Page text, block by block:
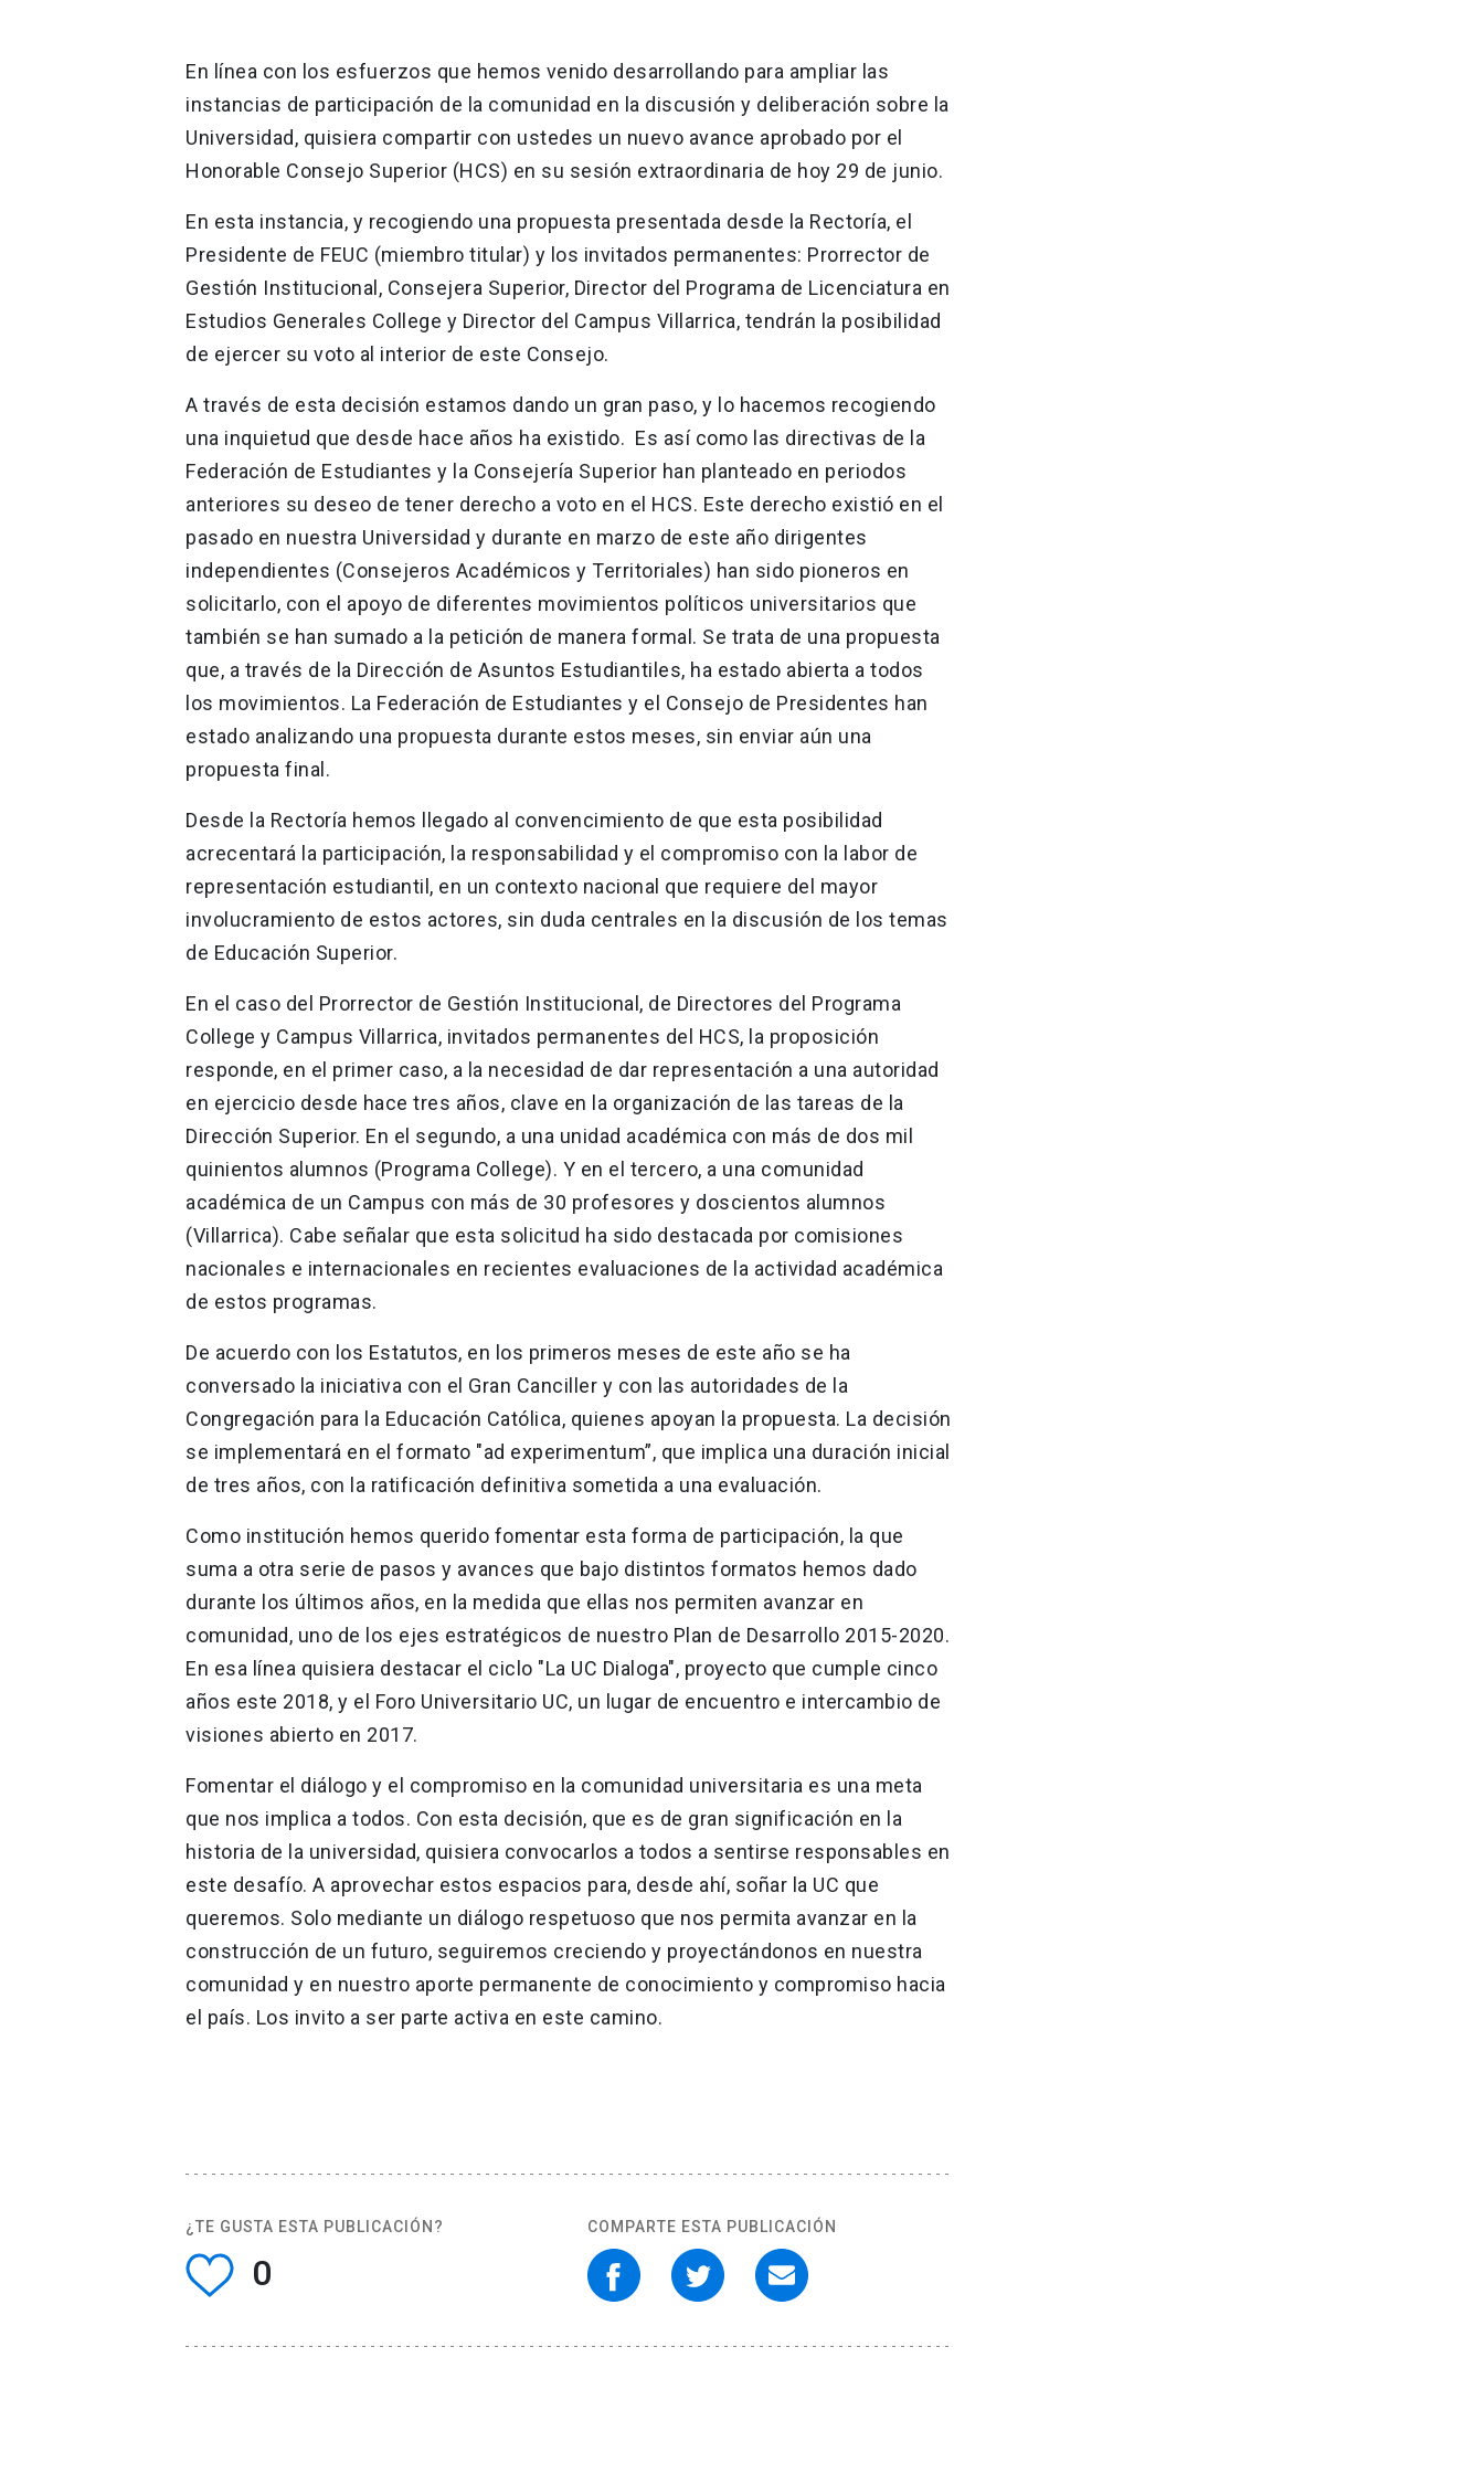
En línea con los esfuerzos que hemos venido desarrollando para ampliar las
instancias de participación de la comunidad en la discusión y deliberación sobre la
Universidad, quisiera compartir con ustedes un nuevo avance aprobado por el
Honorable Consejo Superior (HCS) en su sesión extraordinaria de hoy 29 de junio.
En esta instancia, y recogiendo una propuesta presentada desde la Rectoría, el
Presidente de FEUC (miembro titular) y los invitados permanentes: Prorrector de
Gestión Institucional, Consejera Superior, Director del Programa de Licenciatura en
Estudios Generales College y Director del Campus Villarrica, tendrán la posibilidad
de ejercer su voto al interior de este Consejo.
A través de esta decisión estamos dando un gran paso, y lo hacemos recogiendo
una inquietud que desde hace años ha existido. Es así como las directivas de la
Federación de Estudiantes y la Consejería Superior han planteado en periodos
anteriores su deseo de tener derecho a voto en el HCS. Este derecho existió en el
pasado en nuestra Universidad y durante en marzo de este año dirigentes
independientes (Consejeros Académicos y Territoriales) han sido pioneros en
solicitarlo, con el apoyo de diferentes movimientos políticos universitarios que
también se han sumado a la petición de manera formal. Se trata de una propuesta
que, a través de la Dirección de Asuntos Estudiantiles, ha estado abierta a todos
los movimientos. La Federación de Estudiantes y el Consejo de Presidentes han
estado analizando una propuesta durante estos meses, sin enviar aún una
propuesta final.
Desde la Rectoría hemos llegado al convencimiento de que esta posibilidad
acrecentará la participación, la responsabilidad y el compromiso con la labor de
representación estudiantil, en un contexto nacional que requiere del mayor
involucramiento de estos actores, sin duda centrales en la discusión de los temas
de Educación Superior.
En el caso del Prorrector de Gestión Institucional, de Directores del Programa
College y Campus Villarrica, invitados permanentes del HCS, la proposición
responde, en el primer caso, a la necesidad de dar representación a una autoridad
en ejercicio desde hace tres años, clave en la organización de las tareas de la
Dirección Superior. En el segundo, a una unidad académica con más de dos mil
quinientos alumnos (Programa College). Y en el tercero, a una comunidad
académica de un Campus con más de 30 profesores y doscientos alumnos
(Villarrica). Cabe señalar que esta solicitud ha sido destacada por comisiones
nacionales e internacionales en recientes evaluaciones de la actividad académica
de estos programas.
De acuerdo con los Estatutos, en los primeros meses de este año se ha
conversado la iniciativa con el Gran Canciller y con las autoridades de la
Congregación para la Educación Católica, quienes apoyan la propuesta. La decisión
se implementará en el formato "ad experimentum”, que implica una duración inicial
de tres años, con la ratificación definitiva sometida a una evaluación.
Como institución hemos querido fomentar esta forma de participación, la que
suma a otra serie de pasos y avances que bajo distintos formatos hemos dado
durante los últimos años, en la medida que ellas nos permiten avanzar en
comunidad, uno de los ejes estratégicos de nuestro Plan de Desarrollo 2015-2020.
En esa línea quisiera destacar el ciclo "La UC Dialoga", proyecto que cumple cinco
años este 2018, y el Foro Universitario UC, un lugar de encuentro e intercambio de
visiones abierto en 2017.
Fomentar el diálogo y el compromiso en la comunidad universitaria es una meta
que nos implica a todos. Con esta decisión, que es de gran significación en la
historia de la universidad, quisiera convocarlos a todos a sentirse responsables en
este desafío. A aprovechar estos espacios para, desde ahí, soñar la UC que
queremos. Solo mediante un diálogo respetuoso que nos permita avanzar en la
construcción de un futuro, seguiremos creciendo y proyectándonos en nuestra
comunidad y en nuestro aporte permanente de conocimiento y compromiso hacia
el país. Los invito a ser parte activa en este camino.
¿TE GUSTA ESTA PUBLICACIÓN?
0
COMPARTE ESTA PUBLICACIÓN